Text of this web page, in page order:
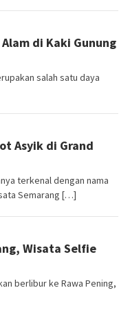
di Kaki Gunung
salah satu daya
Asyik di Grand
terkenal dengan nama
Semarang […]
Wisata Selfie
berlibur ke Rawa Pening,